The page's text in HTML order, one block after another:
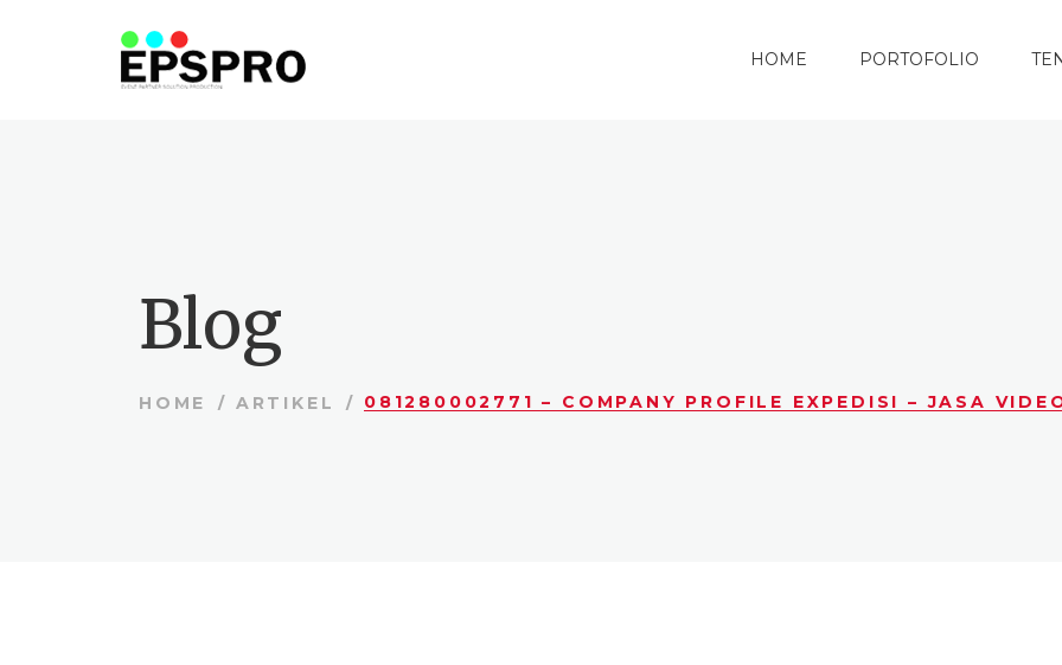
HOME PORTOFOLIO
Blog
HOME ARTIKEL